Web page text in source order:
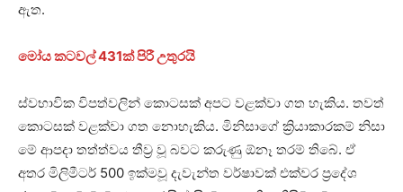
ඇත.
මෝය කටවල් 431ක් පිරී උතුරයි
ස්වභාවික විපත්වලින් කොටසක් අපට වළක්වා ගත හැකිය. තවත්
කොටසක් වළක්වා ගත නොහැකිය. මිනිසාගේ ක්‍රියාකාරකම් නිසා
මේ ආපදා තත්ත්වය තීව්‍ර වූ බවට කරුණු ඕනෑ තරම් තිබේ. ඒ
අතර මිලිමීටර් 500 ඉක්මවූ දැවැන්ත වර්ෂාවක් එක්වර ප්‍රදේශ